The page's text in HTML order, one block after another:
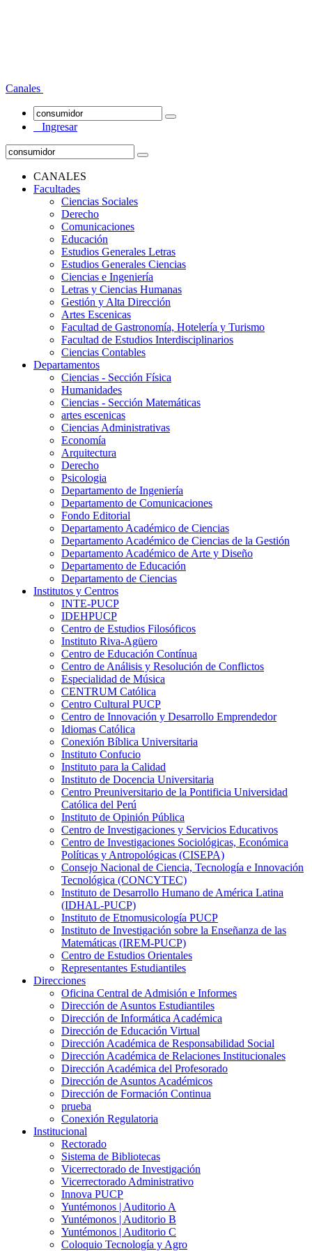
Canales
Ingresar
CANALES
Facultades
Ciencias Sociales
Derecho
Comunicaciones
Educación
Estudios Generales Letras
Estudios Generales Ciencias
Ciencias e Ingeniería
Letras y Ciencias Humanas
Gestión y Alta Dirección
Artes Escenicas
Facultad de Gastronomía, Hotelería y Turismo
Facultad de Estudios Interdisciplinarios
Ciencias Contables
Departamentos
Ciencias - Sección Física
Humanidades
Ciencias - Sección Matemáticas
artes escenicas
Ciencias Administrativas
Economía
Arquitectura
Derecho
Psicologia
Departamento de Ingeniería
Departamento de Comunicaciones
Fondo Editorial
Departamento Académico de Ciencias
Departamento Académico de Ciencias de la Gestión
Departamento Académico de Arte y Diseño
Departamento de Educación
Departamento de Ciencias
Institutos y Centros
INTE-PUCP
IDEHPUCP
Centro de Estudios Filosóficos
Instituto Riva-Agüero
Centro de Educación Contínua
Centro de Análisis y Resolución de Conflictos
Especialidad de Música
CENTRUM Católica
Centro Cultural PUCP
Centro de Innovación y Desarrollo Emprendedor
Idiomas Católica
Conexión Bíblica Universitaria
Instituto Confucio
Instituto para la Calidad
Instituto de Docencia Universitaria
Centro Preuniversitario de la Pontificia Universidad
Católica del Perú
Instituto de Opinión Pública
Centro de Investigaciones y Servicios Educativos
Centro de Investigaciones Sociológicas, Económica
Políticas y Antropológicas (CISEPA)
Consejo Nacional de Ciencia, Tecnología e Innovación
Tecnológica (CONCYTEC)
Instituto de Desarrollo Humano de América Latina
(IDHAL-PUCP)
Instituto de Etnomusicología PUCP
Instituto de Investigación sobre la Enseñanza de las
Matemáticas (IREM-PUCP)
Centro de Estudios Orientales
Representantes Estudiantiles
Direcciones
Oficina Central de Admisión e Informes
Dirección de Asuntos Estudiantiles
Dirección de Informática Académica
Dirección de Educación Virtual
Dirección Académica de Responsabilidad Social
Dirección Académica de Relaciones Institucionales
Dirección Académica del Profesorado
Dirección de Asuntos Académicos
Dirección de Formación Continua
prueba
Conexión Regulatoria
Institucional
Rectorado
Sistema de Bibliotecas
Vicerrectorado de Investigación
Vicerrectorado Administrativo
Innova PUCP
Yuntémonos | Auditorio A
Yuntémonos | Auditorio B
Yuntémonos | Auditorio C
Coloquio Tecnología y Agro